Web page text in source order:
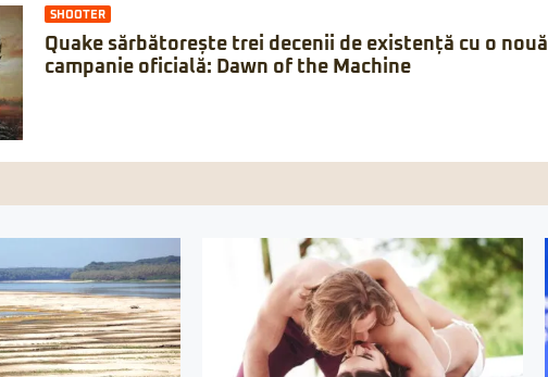
SHOOTER
Quake sărbătorește trei decenii de existență cu o nouă
campanie oficială: Dawn of the Machine